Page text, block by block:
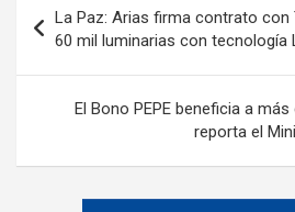
de
entradas
La Paz: Arias firma contrato con
60 mil luminarias con tecnología
El Bono PEPE beneficia a
reporta el